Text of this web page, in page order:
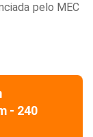
pelo MEC
- 240